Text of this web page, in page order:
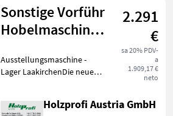
obradu
drveta /
Holzprofi
Sonstige Vorführ
Hobelmaschine
ADM310G Spirial
2.291
€
sa 20% PDV-
a
1.909,17 €
neto
Ausstellungsmaschine -
Lager LaakirchenDie neue
Holzprofi Maker besticht
Holzprofi Austria GmbH